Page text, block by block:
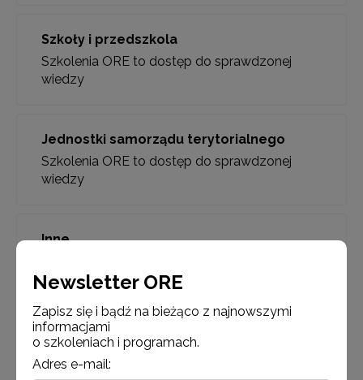
Szkoły i przedszkola
Szkolenia ORE to dostęp do sprawdzonej
wiedzy
Jednostki samorządu terytorialnego
Szkolenia ORE to dostęp do sprawdzonej
wiedzy
Inne
wiedzy
Newsletter ORE
Zapisz się i bądź na bieżąco z najnowszymi
informacjami
o szkoleniach i programach.
Adres e-mail: